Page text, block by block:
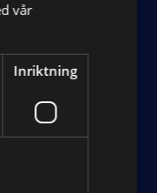
vår
Inriktning